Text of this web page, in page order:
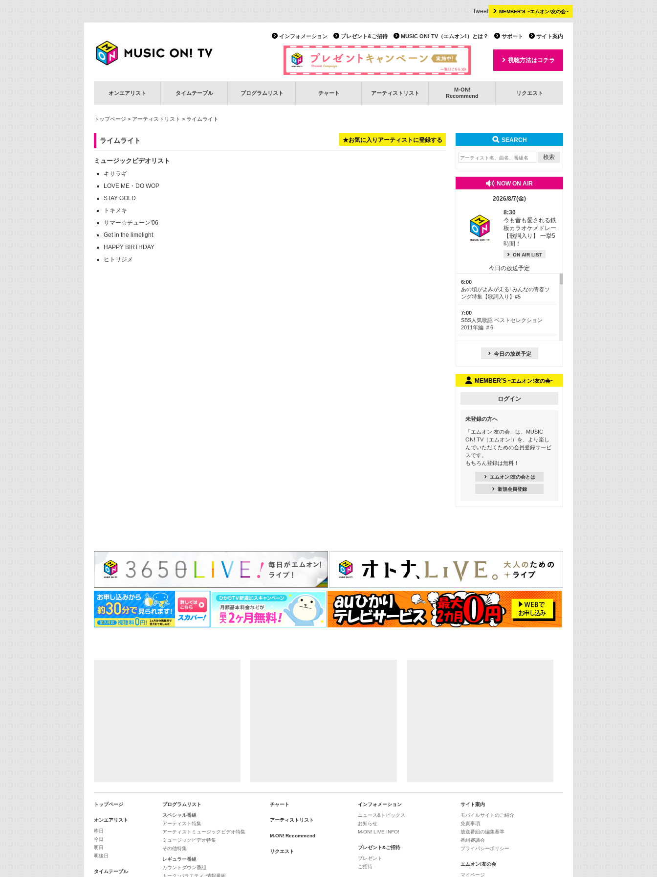
MEMBER’S ~エムオン!友の会~
Tweet
サイト案内
サポート
MUSIC ON! TV（エムオン!）とは？
プレゼント&ご招待
インフォメーション
視聴方法はコチラ
オンエアリスト タイムテーブル プログラムリスト チャート アーティストリスト
M-ON!
Recommend
リクエスト
トップページ > アーティストリスト > ライムライト
★お気に入りアーティストに登録する
ライムライト
ミュージックビデオリスト
キサラギ
LOVE ME・DO WOP
STAY GOLD
トキメキ
サマー☆チューン'06
Get in the limelight
HAPPY BIRTHDAY
ヒトリジメ
SEARCH
NOW ON AIR
2026/8/7(金)
8:30
今も昔も愛される鉄
板カラオケメドレー
【歌詞入り】 一挙5
時間！
ON AIR LIST
今日の放送予定
6:00
あの頃がよみがえる! みんなの青春ソ
ング特集【歌詞入り】#5
7:00
SBS人気歌謡 ベストセレクション
2011年編 ＃6
今も昔も愛される鉄板カラオケメドレ
ー【歌詞入り】 一挙5時間！
13:30
Apple Music カウントダウン 20
16:30
あのころK-POPヒッツ! 2018→2021年
18:30
M-ON! Countdown K
23:00
SUPER EIGHT特集
24:00
25:00
エムオン! ヒッツ
26:00
今日の放送予定
MEMBER’S ~エムオン!友の会~
ログイン
未登録の方へ
「エムオン!友の会」は、MUSIC
ON! TV（エムオン!）を、より楽し
んでいただくための会員登録サービ
スです。
もちろん登録は無料！
エムオン!友の会とは
新規会員登録
トップページ
オンエアリスト
昨日
今日
明日
明後日
タイムテーブル
プログラムリスト
スペシャル番組
アーティスト特集
アーティストミュージックビデオ特集
ミュージックビデオ特集
その他特集
レギュラー番組
カウントダウン番組
トーク･バラエティ･情報番組
チャート
アーティストリスト
M-ON! Recommend
リクエスト
インフォメーション
ニュース&トピックス
お知らせ
M-ON! LIVE INFO!
プレゼント&ご招待
プレゼント
ご招待
サイト案内
モバイルサイトのご紹介
免責事項
放送番組の編集基準
番組審議会
プライバシーポリシー
エムオン!友の会
マイページ